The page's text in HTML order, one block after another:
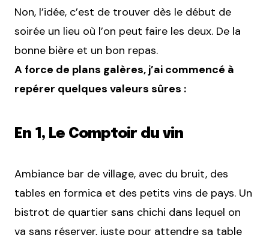
Non, l’idée, c’est de trouver dès le début de
soirée un lieu où l’on peut faire les deux. De la
bonne bière et un bon repas.
A force de plans galères, j’ai commencé à
repérer quelques valeurs sûres :
En 1, Le Comptoir du vin
Ambiance bar de village, avec du bruit, des
tables en formica et des petits vins de pays. Un
bistrot de quartier sans chichi dans lequel on
va sans réserver, juste pour attendre sa table